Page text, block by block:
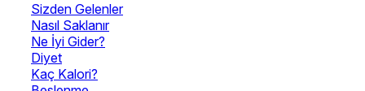
Sizden Gelenler
Nasıl Saklanır
Ne İyi Gider?
Diyet
Kaç Kalori?